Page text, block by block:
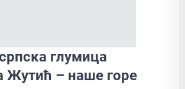
глумица
Жутић – наше горе